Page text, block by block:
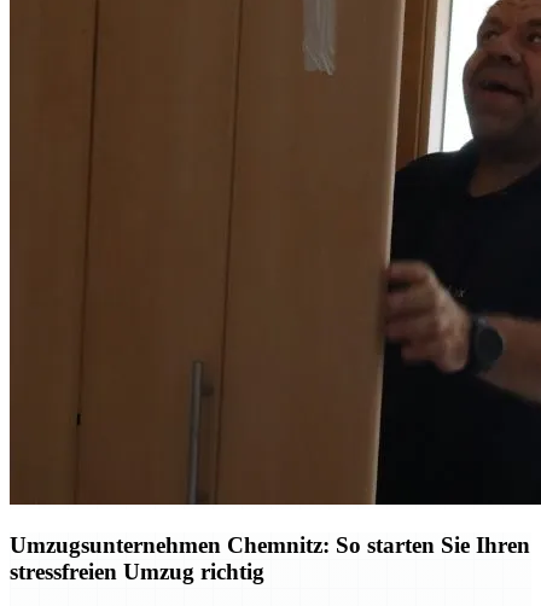
Umzugsunternehmen Chemnitz: So starten Sie Ihren
stressfreien Umzug richtig